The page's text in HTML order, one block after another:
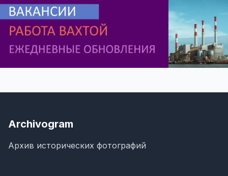
Archivogram
Архив исторических фотографий